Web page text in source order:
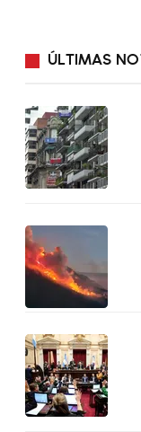
ÚLTIMAS